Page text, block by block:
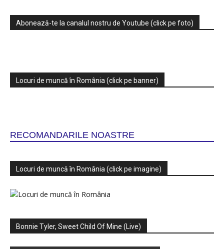
Abonează-te la canalul nostru de Youtube (click pe foto)
Locuri de muncă în România (click pe banner)
RECOMANDARILE NOASTRE
Locuri de muncă în România (click pe imagine)
Bonnie Tyler, Sweet Child Of Mine (Live)